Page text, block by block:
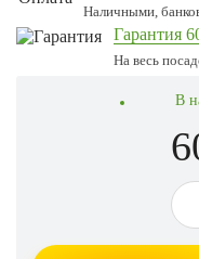
Наличными,
Гарантия
На весь
В